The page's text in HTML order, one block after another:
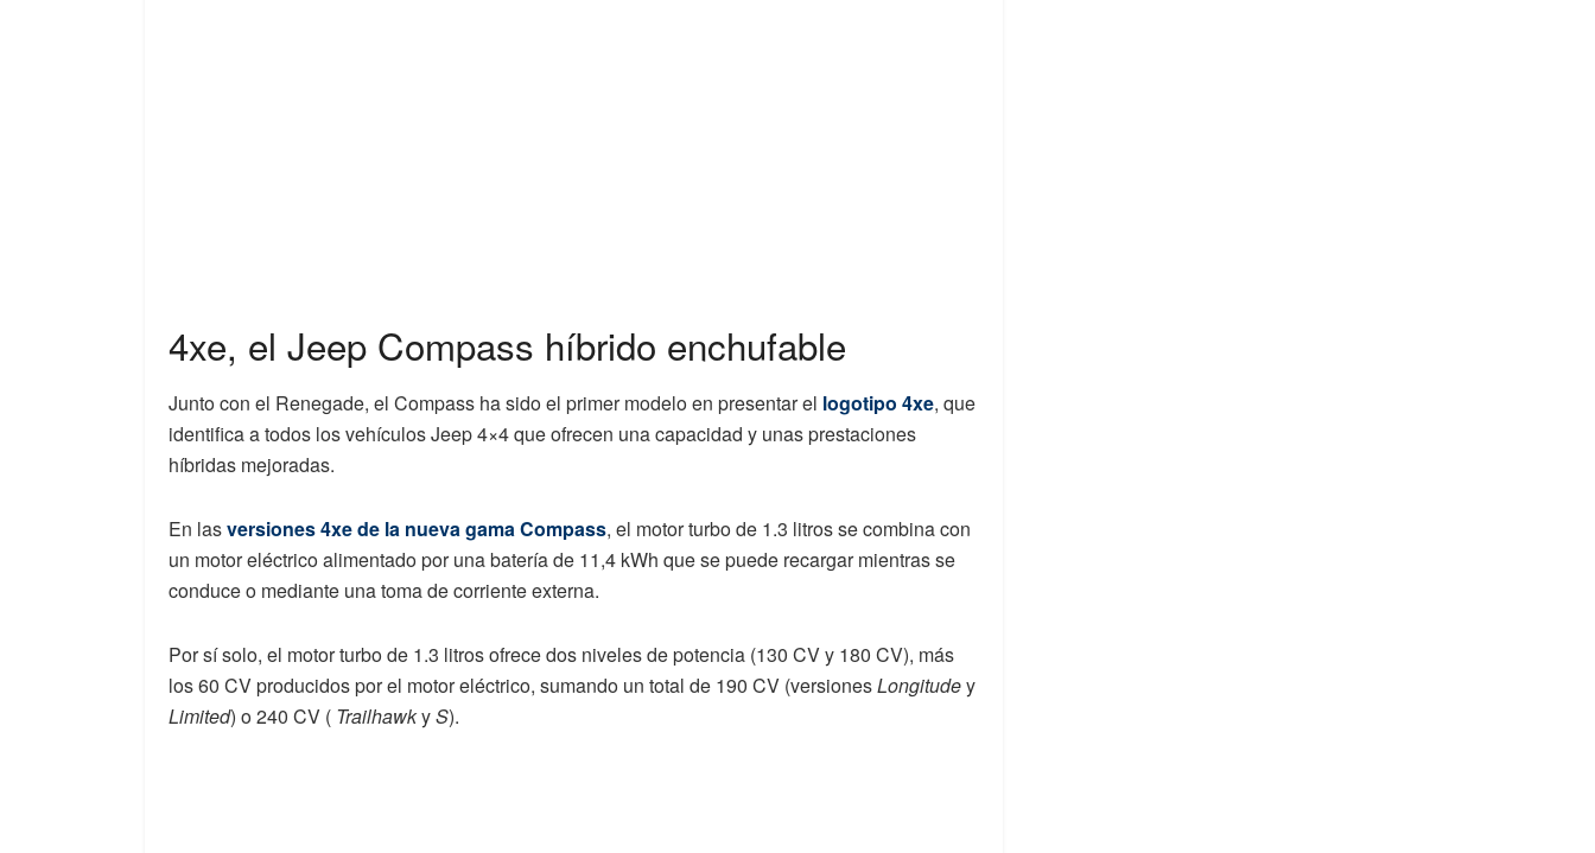
4xe, el Jeep Compass híbrido enchufable
Junto con el Renegade, el Compass ha sido el primer modelo en presentar el logotipo 4xe, que
identifica a todos los vehículos Jeep 4×4 que ofrecen una capacidad y unas prestaciones
híbridas mejoradas.
En lasversiones 4xe de la nueva gama Compass, el motor turbo de 1.3 litros se combina con
un motor eléctrico alimentado por una batería de 11,4 kWh que se puede recargar mientras se
conduce o mediante una toma de corriente externa.
Por sí solo, el motor turbo de 1.3 litros ofrece dos niveles de potencia (130 CV y ​​180 CV), más
los 60 CV producidos por el motor eléctrico, sumando un total de 190 CV (versionesLongitudey
Limited) o 240 CV ( TrailhawkyS).